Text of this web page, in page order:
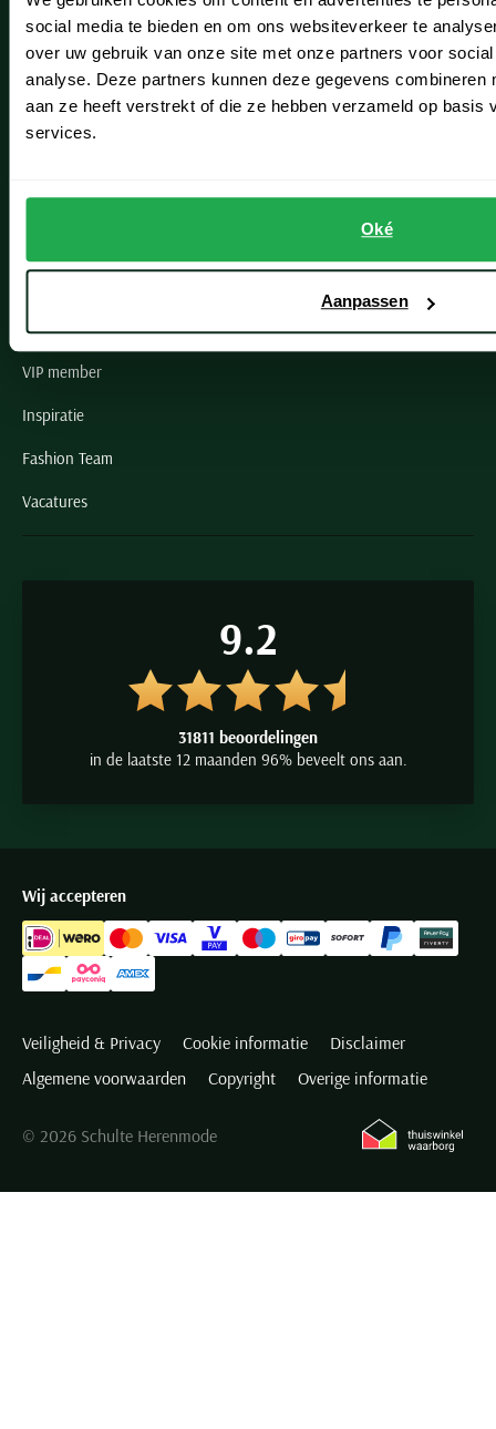
social media te bieden en om ons websiteverkeer te
over uw gebruik van onze site met onze partners voor
analyse. Deze partners kunnen deze gegevens combineren
aan ze heeft verstrekt of die ze hebben verzameld op basis
services.
Oké
Aanpassen
Lisse
Noordwijk
Oegstgeest
Paul & Shark specialist
VIP member
Inspiratie
Fashion Team
Vacatures
9.2
31811 beoordelingen
in de laatste 12 maanden 96% beveelt ons aan.
Wij accepteren
Veiligheid & Privacy Cookie informatie
Disclaimer
Algemene voorwaarden
Copyright Overige informatie
© 2026 Schulte Herenmode